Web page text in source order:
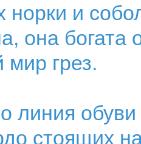
норки и
она
грез.
линия
стоящих